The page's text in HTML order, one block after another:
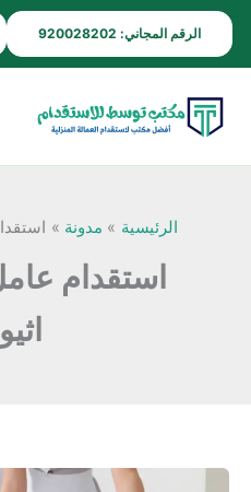
الرقم المجاني: 920028202
تخطي
إلى
المحتوى
الرئيسية مدونة
استقدام